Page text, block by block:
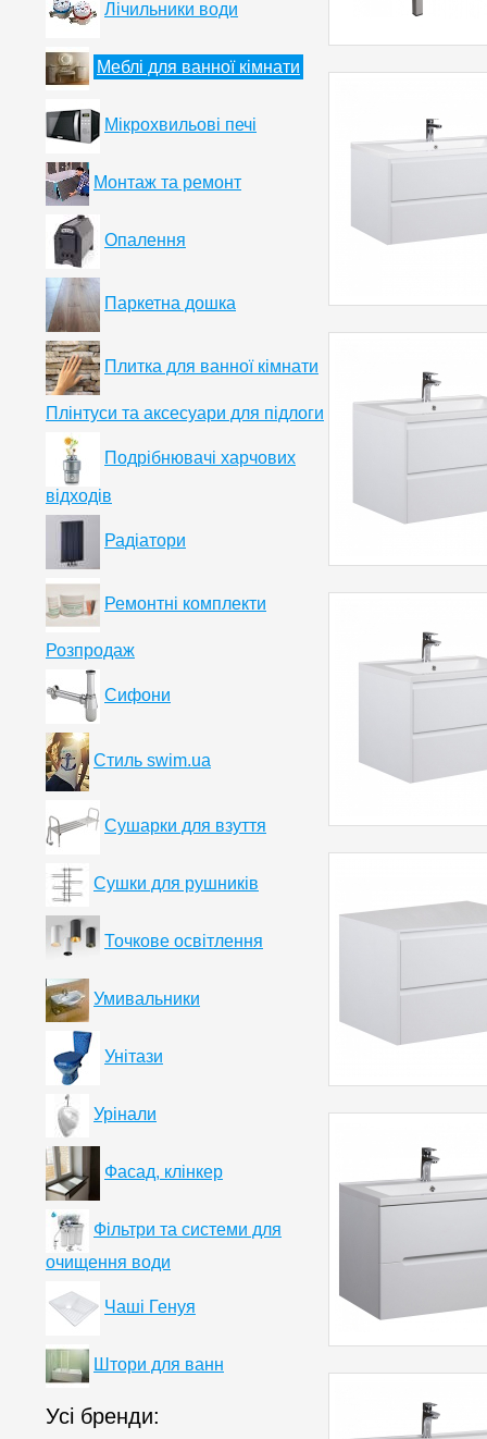
Лічильники води
Меблі для ванної кімнати
Мікрохвильові печі
Монтаж та ремонт
Опалення
Паркетна дошка
Плитка для ванної кімнати
Плінтуси та аксесуари для підлоги
Подрібнювачі харчових
відходів
Радіатори
Ремонтні комплекти
Розпродаж
Сифони
Стиль swim.ua
Сушарки для взуття
Сушки для рушників
Точкове освітлення
Умивальники
Унітази
Урінали
Фасад, клінкер
Фільтри та системи для
очищення води
Чаші Генуя
Штори для ванн
Усі бренди: